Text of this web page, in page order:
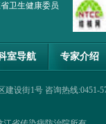
卫生健康委员
室导航 专家介绍
设街1号 咨询热线:0451-